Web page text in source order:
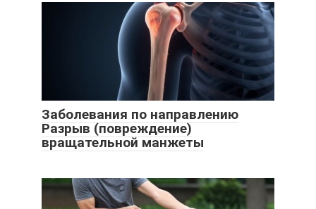
Заболевания по направлению
Разрыв (повреждение)
вращательной манжеты